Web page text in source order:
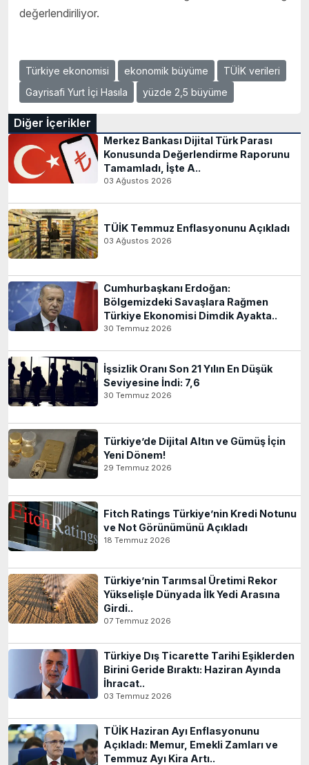
değerlendiriliyor.
Türkiye ekonomisi ekonomik büyüme
TÜİK verileri
Gayrisafi Yurt İçi Hasıla
yüzde 2,5 büyüme
Diğer İçerikler
Merkez Bankası Dijital Türk Parası
Konusunda Değerlendirme Raporunu
Tamamladı, İşte A..
03 Ağustos 2026
TÜİK Temmuz Enflasyonunu Açıkladı
03 Ağustos 2026
Cumhurbaşkanı Erdoğan:
Bölgemizdeki Savaşlara Rağmen
Türkiye Ekonomisi Dimdik Ayakta..
30 Temmuz 2026
İşsizlik Oranı Son 21 Yılın En Düşük
Seviyesine İndi: 7,6
30 Temmuz 2026
Türkiye’de Dijital Altın ve Gümüş İçin
Yeni Dönem!
29 Temmuz 2026
Fitch Ratings Türkiye’nin Kredi Notunu
ve Not Görünümünü Açıkladı
18 Temmuz 2026
Türkiye’nin Tarımsal Üretimi Rekor
Yükselişle Dünyada İlk Yedi Arasına
Girdi..
07 Temmuz 2026
Türkiye Dış Ticarette Tarihi Eşiklerden
Birini Geride Bıraktı: Haziran Ayında
İhracat..
03 Temmuz 2026
TÜİK Haziran Ayı Enflasyonunu
Açıkladı: Memur, Emekli Zamları ve
Temmuz Ayı Kira Artı..